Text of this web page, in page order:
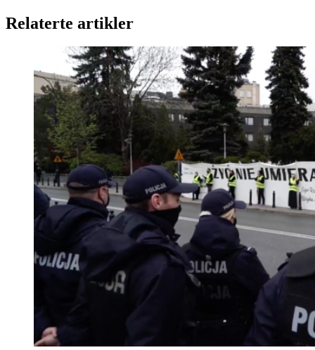
Relaterte artikler